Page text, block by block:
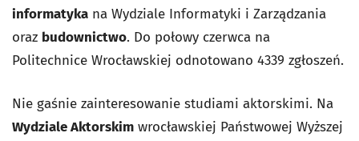
informatyka na Wydziale Informatyki i Zarządzania
oraz budownictwo. Do połowy czerwca na
Politechnice Wrocławskiej odnotowano 4339 zgłoszeń.
Nie gaśnie zainteresowanie studiami aktorskimi. Na
Wydziale Aktorskim wrocławskiej Państwowej Wyższej